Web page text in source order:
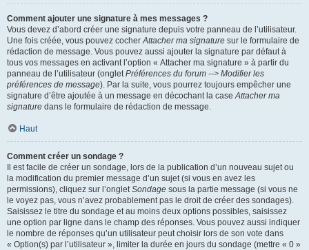
Comment ajouter une signature à mes messages ?
Vous devez d’abord créer une signature depuis votre panneau de l’utilisateur.
Une fois créée, vous pouvez cocherAttacher ma signature sur le formulaire de
rédaction de message. Vous pouvez aussi ajouter la signature par défaut à
tous vos messages en activant l’option « Attacher ma signature » à partir du
panneau de l’utilisateur (ongletPréférences du forum --> Modifier les
préférences de message). Par la suite, vous pourrez toujours empêcher une
signature d’être ajoutée à un message en décochant la caseAttacher ma
signature dans le formulaire de rédaction de message.
Haut
Comment créer un sondage ?
Il est facile de créer un sondage, lors de la publication d’un nouveau sujet ou
la modification du premier message d’un sujet (si vous en avez les
permissions), cliquez sur l’ongletSondage sous la partie message (si vous ne
le voyez pas, vous n’avez probablement pas le droit de créer des sondages).
Saisissez le titre du sondage et au moins deux options possibles, saisissez
une option par ligne dans le champ des réponses. Vous pouvez aussi indiquer
le nombre de réponses qu’un utilisateur peut choisir lors de son vote dans
« Option(s) par l’utilisateur », limiter la durée en jours du sondage (mettre « 0 »